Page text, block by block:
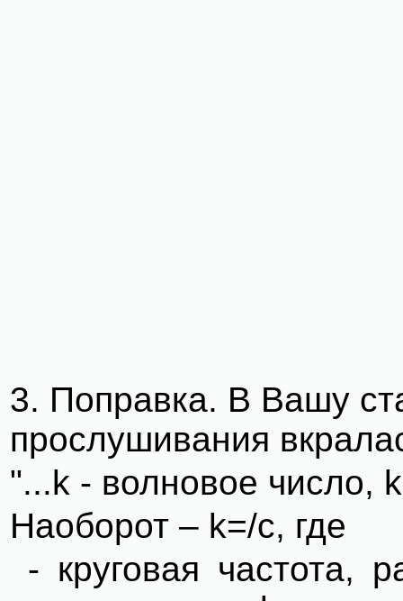
3. Поправка. В Вашу
прослушивания
"...k - волновое число,
Наоборот – k=/c, где
- круговая частота,